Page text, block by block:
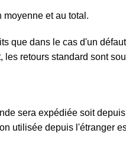
moyenne et au total.
que dans le cas d'un
retours standard sont
sera expédiée soit
utilisée depuis l'étranger